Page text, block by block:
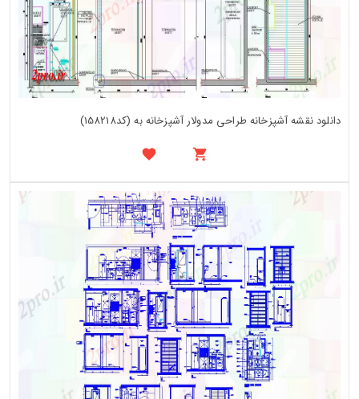
دانلود نقشه آشپزخانه طراحی مدولار آشپزخانه به (کد158218)